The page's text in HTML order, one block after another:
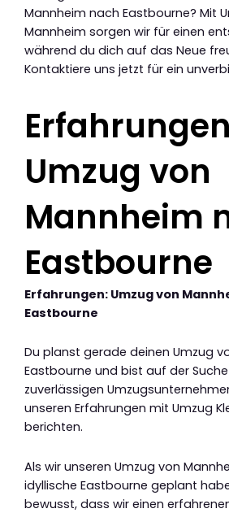
Mannheim nach Eastbourne? Mit
Mannheim sorgen wir für einen
während du dich auf das Neue
Kontaktiere uns jetzt für ein
Umzug von
Mannheim
Eastbourne
Erfahrungen: Umzug von
Eastbourne
Du planst gerade deinen Umzug
Eastbourne und bist auf der
zuverlässigen
unseren Erfahrungen mit Umzug
berichten.
Als wir unseren Umzug von
idyllische Eastbourne geplant
bewusst, dass wir einen